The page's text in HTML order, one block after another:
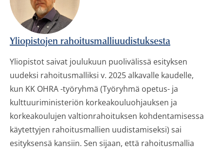
Yliopistojen rahoitusmalliuudistuksesta
Yliopistot saivat joulukuun puolivälissä esityksen
uudeksi rahoitusmalliksi v. 2025 alkavalle kaudelle,
kun KK OHRA -työryhmä (Työryhmä opetus- ja
kulttuuriministeriön korkeakouluohjauksen ja
korkeakoulujen valtionrahoituksen kohdentamisessa
käytettyjen rahoitusmallien uudistamiseksi) sai
esityksensä kansiin. Sen sijaan, että rahoitusmallia